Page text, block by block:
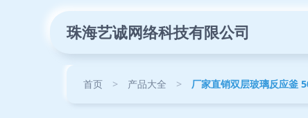
珠海艺诚网络科技有限公司
首页 > 产品大全 > 厂家直销双层玻璃反应釜